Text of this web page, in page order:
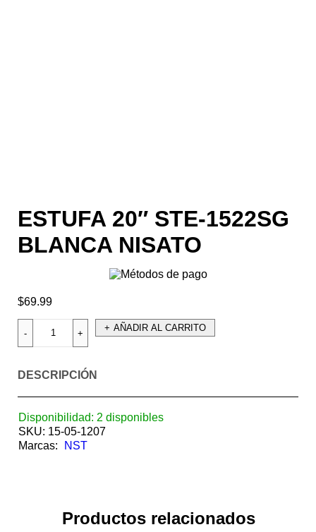
ESTUFA 20″ STE-1522SG
BLANCA NISATO
$69.99
AÑADIR AL CARRITO
DESCRIPCIÓN
Disponibilidad: 2 disponibles
SKU: 15-05-1207
Marcas:
NST
Productos relacionados